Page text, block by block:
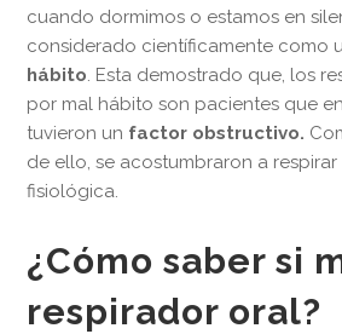
cuando dormimos o estamos en
considerado científicamente como
hábito. Esta demostrado que, los
por mal hábito son pacientes que
tuvieron un factor obstructivo.
de ello, se acostumbraron a
fisiológica.
¿Cómo saber si
respirador oral?